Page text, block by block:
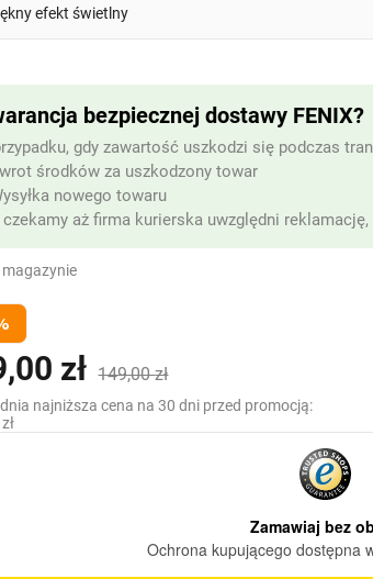
149,00zł
zł
najniższa cena na 30 dni przed promocją:
zł
efekt świetlny
bezpiecznej dostawy FENIX?
gdy zawartość uszkodzi się podczas
środków za uszkodzony towar
nowego towaru
czekamy aż firma kurierska uwzględni